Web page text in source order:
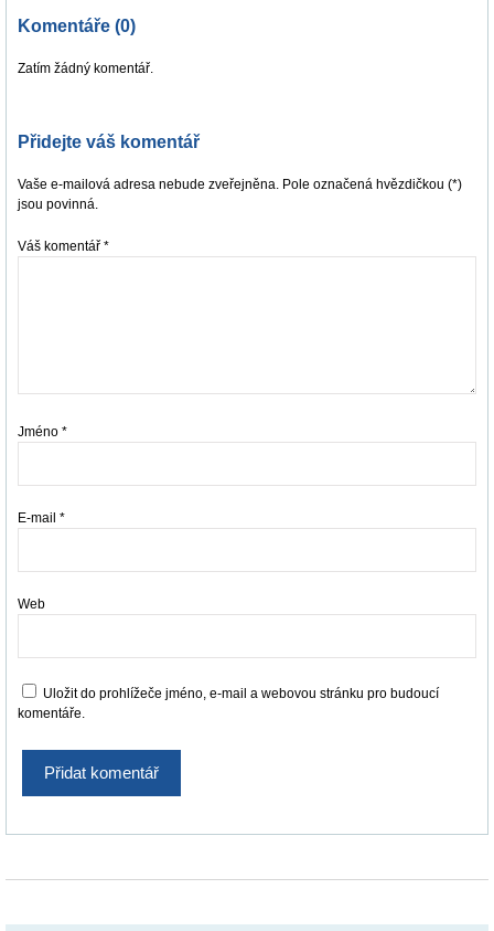
Komentáře (0)
Zatím žádný komentář.
Přidejte váš komentář
Vaše e-mailová adresa nebude zveřejněna. Pole označená hvězdičkou (*)
jsou povinná.
Váš komentář *
Jméno *
E-mail *
Web
Uložit do prohlížeče jméno, e-mail a webovou stránku pro budoucí
komentáře.